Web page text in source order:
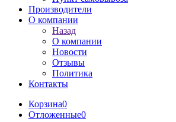
Производители
О компании
Назад
О компании
Новости
Отзывы
Политика
Контакты
Корзина0
Отложенные0